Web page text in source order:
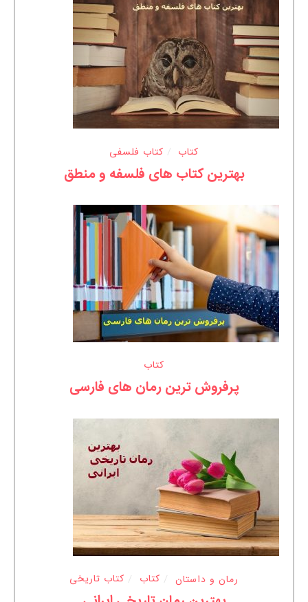
کتاب کتاب فلسفی
بهترین کتاب های فلسفه و منطق
کتاب
پرفروش ترین رمان های فارسی
رمان و داستان کتاب کتاب تاریخی